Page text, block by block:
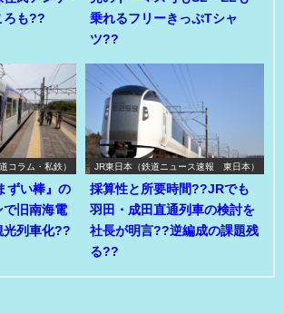
ろも??
乗れるフリーきっぷTシャ
ツ??
コラム・私鉄）
ずい棒』の
で旧南海電
光列車化??
JR東日本（鉄道ニュース速報 東日本）
採算性と所要時間??JRでも
羽田・成田直通列車の検討を
社長が明言??逆編成の課題残
る??